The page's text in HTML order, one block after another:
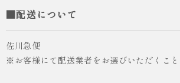
■配送について
佐川急便
※お客様にて配送業者をお選びいただくこと